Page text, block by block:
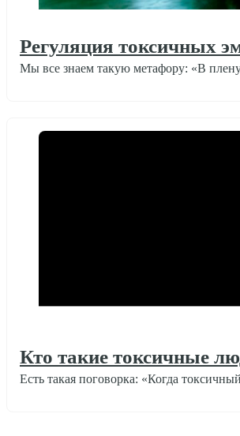
Регуляция токсичных
Мы все знаем такую метафору: «В
Кто такие токсичные
Есть такая поговорка: «Когда